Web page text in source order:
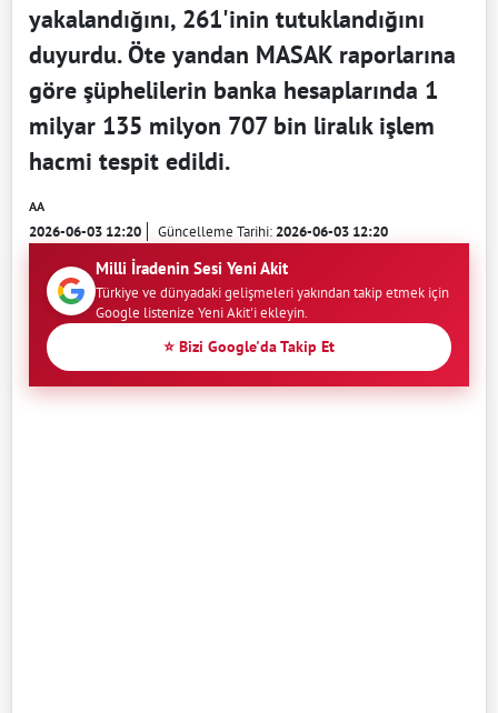
yakalandığını, 261'inin tutuklandığını
duyurdu. Öte yandan MASAK raporlarına
göre şüphelilerin banka hesaplarında 1
milyar 135 milyon 707 bin liralık işlem
hacmi tespit edildi.
AA
2026-06-03 12:20 Güncelleme Tarihi:2026-06-03 12:20
Milli İradenin Sesi Yeni Akit
Türkiye ve dünyadaki gelişmeleri yakından takip etmek için
Google listenize Yeni Akit'i ekleyin.
⭐ Bizi Google'da Takip Et